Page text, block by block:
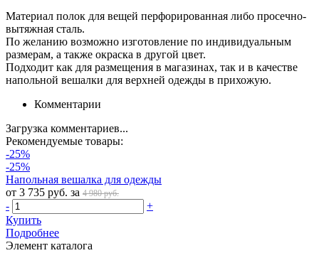
Материал полок для вещей перфорированная либо просечно-
вытяжная сталь.
По желанию возможно изготовление по индивидуальным
размерам, а также окраска в другой цвет.
Подходит как для размещения в магазинах, так и в качестве
напольной вешалки для верхней одежды в прихожую.
Комментарии
Загрузка комментариев...
Рекомендуемые товары:
-25%
-25%
Напольная вешалка для одежды
от 3 735 руб. за 4 980 руб.
-
+
Купить
Подробнее
Элемент каталога